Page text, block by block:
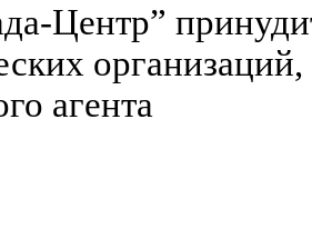
Центр”
агента